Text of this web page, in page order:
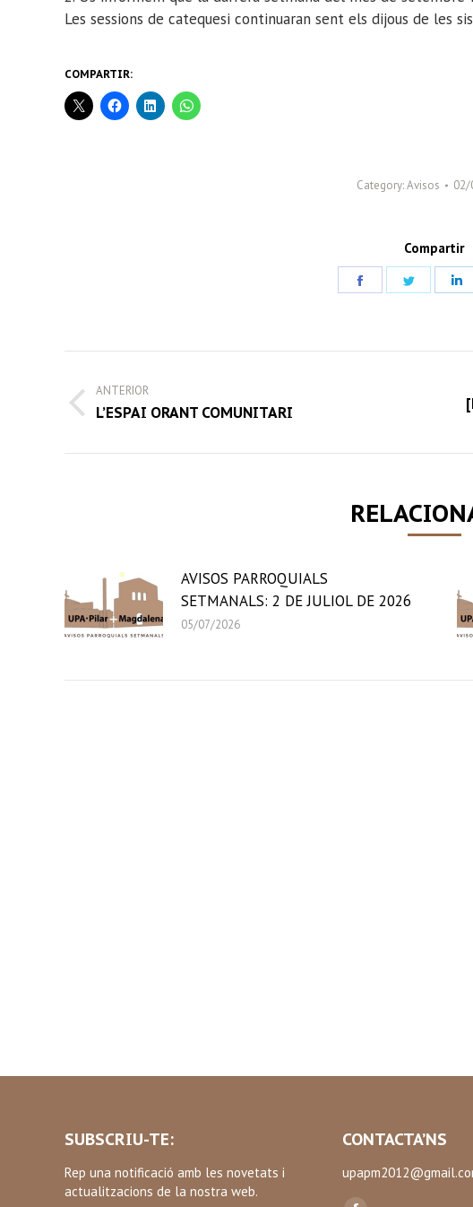
Les sessions de catequesi continuaran sent els dijous de les
COMPARTIR:
Category:Avisos 02/
Compartir
Share
NAVIGATION
ANTERIOR
Previous
L’ESPAI ORANT COMUNITARI
AVISOS PARROQUIALS
SETMANALS: 2 DE JULIOL DE 2026
05/07/2026
SUBSCRIU-TE:
Rep una notificació amb les novetats i
actualitzacions de la nostra web.
CONTACTA’NS